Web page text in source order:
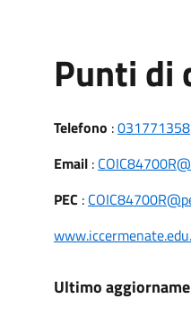
Punti di
Telefono :031771358
Email:
PEC :
Ultimo